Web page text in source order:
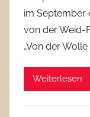
im September
von der Weid-
„Von der Wolle
Weiterlesen